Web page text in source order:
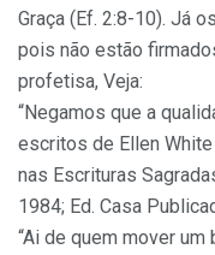
Graça (Ef. 2:8-10). Já
pois não estão
profetisa, Veja:
“Negamos que a
escritos de Ellen
nas Escrituras
1984; Ed. Casa
“Ai de quem mover